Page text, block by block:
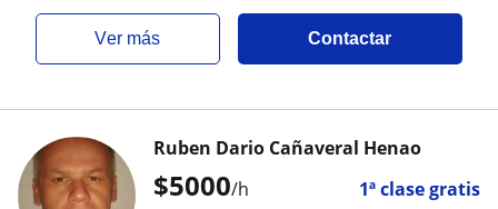
ver más Contactar
$5000/h 1ª clase gratis
Ruben Dario Cañaveral Henao